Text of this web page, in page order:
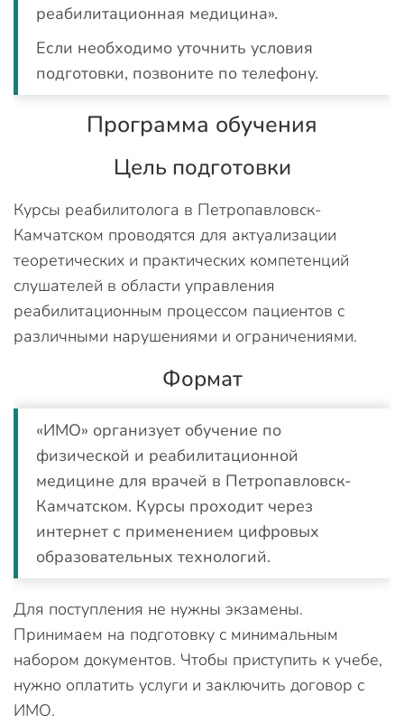
реабилитационная медицина».
Если необходимо уточнить условия
подготовки, позвоните по телефону.
Программа обучения
Цель подготовки
Курсы реабилитолога в Петропавловск-
Камчатском проводятся для актуализации
теоретических и практических компетенций
слушателей в области управления
реабилитационным процессом пациентов с
различными нарушениями и ограничениями.
Формат
«ИМО» организует обучение по
физической и реабилитационной
медицине для врачей в Петропавловск-
Камчатском. Курсы проходит через
интернет с применением цифровых
образовательных технологий.
Для поступления не нужны экзамены.
Принимаем на подготовку с минимальным
набором документов. Чтобы приступить к учебе,
нужно оплатить услуги и заключить договор с
ИМО.